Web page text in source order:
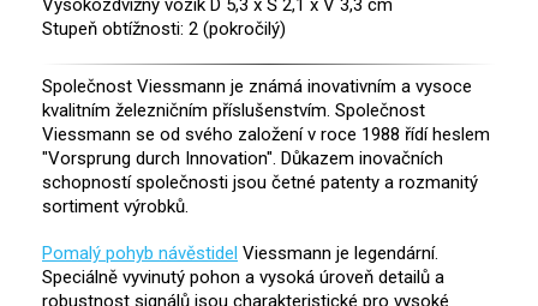
Vysokozdvižný vozík D 5,3 x Š 2,1 x V 3,3 cm
Stupeň obtížnosti: 2 (pokročilý)
Společnost Viessmann je známá inovativním a vysoce
kvalitním železničním příslušenstvím. Společnost
Viessmann se od svého založení v roce 1988 řídí heslem
"Vorsprung durch Innovation". Důkazem inovačních
schopností společnosti jsou četné patenty a rozmanitý
sortiment výrobků.
Pomalý pohyb návěstidel Viessmann je legendární.
Speciálně vyvinutý pohon a vysoká úroveň detailů a
robustnost signálů jsou charakteristické pro vysoké